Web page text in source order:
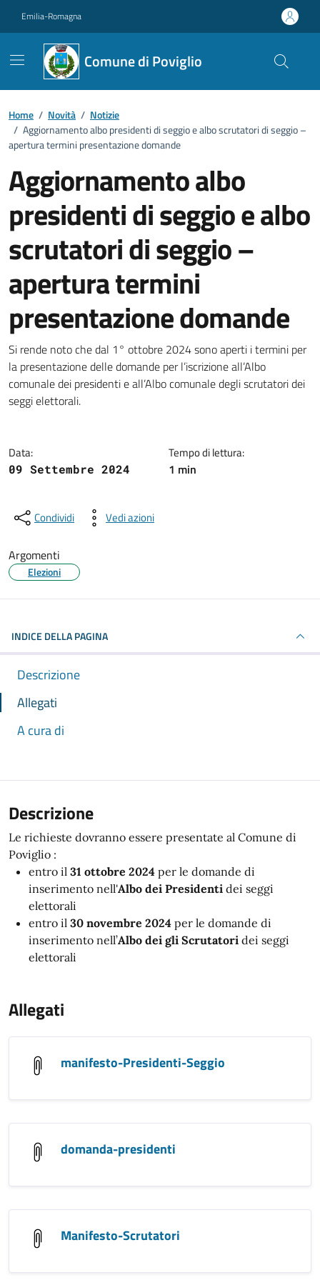
Emilia-Romagna
Comune di Poviglio
Home / Novità / Notizie
/ Aggiornamento albo presidenti di seggio e albo scrutatori di seggio –
apertura termini presentazione domande
Aggiornamento albo
presidenti di seggio e albo
scrutatori di seggio –
apertura termini
presentazione domande
Dettagli della notizia
Si rende noto che dal 1° ottobre 2024 sono aperti i termini per
la presentazione delle domande per l’iscrizione all’Albo
comunale dei presidenti e all’Albo comunale degli scrutatori dei
seggi elettorali.
Data:
09 Settembre 2024
Tempo di lettura:
1 min
Condividi Vedi azioni
Argomenti
Elezioni
INDICE DELLA PAGINA
Descrizione
Allegati
A cura di
Descrizione
Le richieste dovranno essere presentate al Comune di
Poviglio :
entro il 31 ottobre 2024 per le domande di
inserimento nell'Albo dei Presidenti dei seggi
elettorali
entro il 30 novembre 2024 per le domande di
inserimento nell’Albo dei gli Scrutatori dei seggi
elettorali
Allegati
manifesto-Presidenti-Seggio
domanda-presidenti
Manifesto-Scrutatori